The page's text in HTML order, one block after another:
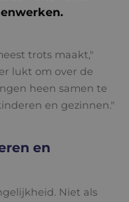
trots maakt,"
lukt om over de
heen samen te
en gezinnen."
en
Niet als